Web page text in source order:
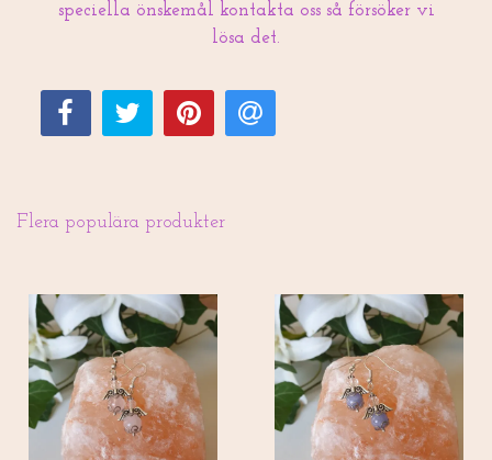
speciella önskemål kontakta oss så försöker vi
lösa det.
Flera populära produkter